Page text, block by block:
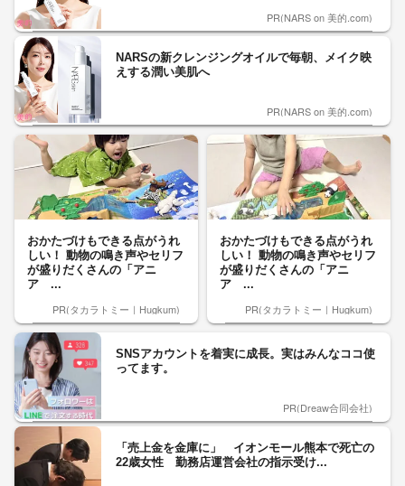
PR(NARS on 美的.com)
NARSの新クレンジングオイルで毎朝、メイク映
えする潤い美肌へ
PR(NARS on 美的.com)
おかたづけもできる点がうれ
しい！ 動物の鳴き声やセリフ
が盛りだくさんの「アニ
ア ...
PR(タカラトミー｜Hugkum)
おかたづけもできる点がうれ
しい！ 動物の鳴き声やセリフ
が盛りだくさんの「アニ
ア ...
PR(タカラトミー｜Hugkum)
SNSアカウントを着実に成長。実はみんなココ使
ってます。
PR(Dreaw合同会社)
「売上金を金庫に」 イオンモール熊本で死亡の
22歳女性 勤務店運営会社の指示受け...